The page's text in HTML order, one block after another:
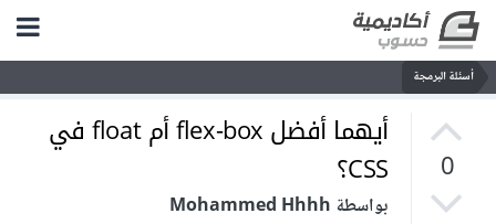
أسئلة البرمجة
0
أيهما أفضل flex-box أم float في
CSS؟
بواسطة Mohammed Hhhh